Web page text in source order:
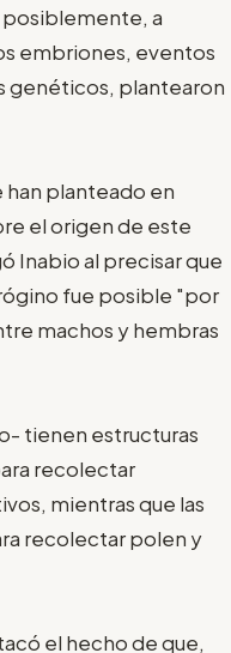
a
embriones, eventos
genéticos, plantearon
han planteado en
el origen de este
Inabio al precisar que
fue posible "por
machos y hembras
tienen estructuras
recolectar
mientras que las
recolectar polen y
el hecho de que,